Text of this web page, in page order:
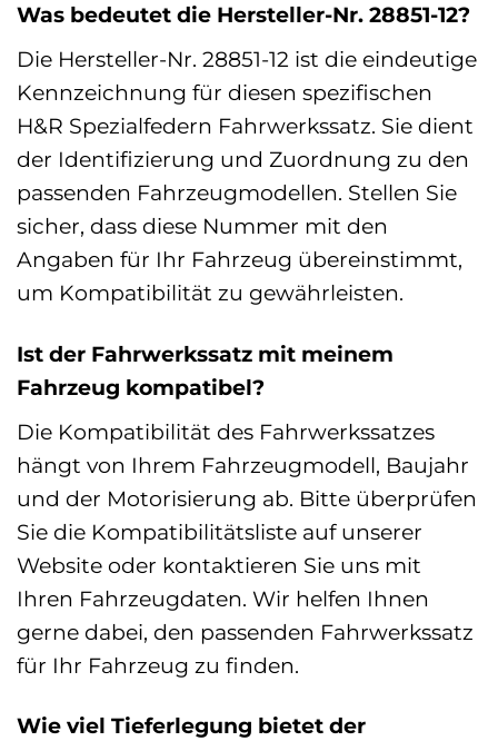
Was bedeutet die Hersteller-Nr. 28851-12?
Die Hersteller-Nr. 28851-12 ist die eindeutige
Kennzeichnung für diesen spezifischen
H&R Spezialfedern Fahrwerkssatz. Sie dient
der Identifizierung und Zuordnung zu den
passenden Fahrzeugmodellen. Stellen Sie
sicher, dass diese Nummer mit den
Angaben für Ihr Fahrzeug übereinstimmt,
um Kompatibilität zu gewährleisten.
Ist der Fahrwerkssatz mit meinem
Fahrzeug kompatibel?
Die Kompatibilität des Fahrwerkssatzes
hängt von Ihrem Fahrzeugmodell, Baujahr
und der Motorisierung ab. Bitte überprüfen
Sie die Kompatibilitätsliste auf unserer
Website oder kontaktieren Sie uns mit
Ihren Fahrzeugdaten. Wir helfen Ihnen
gerne dabei, den passenden Fahrwerkssatz
für Ihr Fahrzeug zu finden.
Wie viel Tieferlegung bietet der